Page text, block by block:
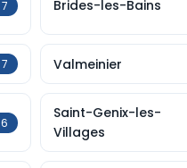
7 Brides-les-Bains
7 Valmeinier
6
Saint-Genix-les-
Villages